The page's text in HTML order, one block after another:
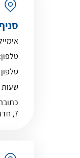
טלפון:
טלפון
שעות
7, חדרה